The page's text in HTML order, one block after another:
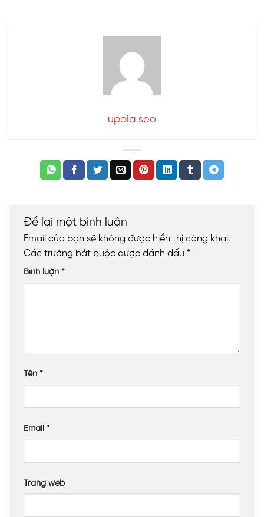
updia seo
Để lại một bình luận
Email của bạn sẽ không được hiển thị công khai.
Các trường bắt buộc được đánh dấu *
Bình luận *
Tên *
Email *
Trang web